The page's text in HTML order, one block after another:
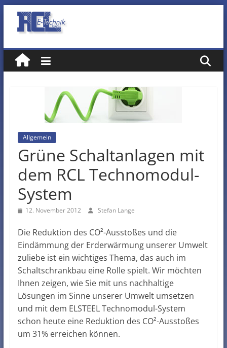
Zum
Inhalt
springen
RCL
E-
Technik
GmbH
Allgemein
Grüne Schaltanlagen mit
dem RCL Technomodul-
System
12. November 2012 Stefan Lange
Die Reduktion des CO²-Ausstoßes und die
Eindämmung der Erderwärmung unserer Umwelt
zuliebe ist ein wichtiges Thema, das auch im
Schaltschrankbau eine Rolle spielt. Wir möchten
Ihnen zeigen, wie Sie mit uns nachhaltige
Lösungen im Sinne unserer Umwelt umsetzen
und mit dem ELSTEEL Technomodul-System
schon heute eine Reduktion des CO²-Ausstoßes
um 31% erreichen können.